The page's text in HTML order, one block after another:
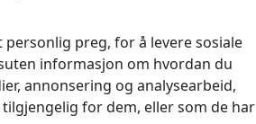
preg, for å levere sosiale
informasjon om hvordan du
annonsering og analysearbeid,
for dem, eller som de har